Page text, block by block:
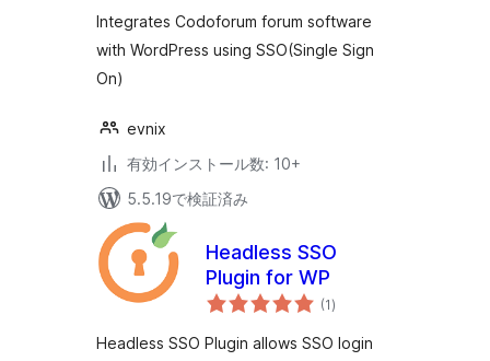
Integrates Codoforum forum software
with WordPress using SSO(Single Sign
On)
evnix
有効インストール数: 10+
5.5.19で検証済み
Headless SSO
Plugin for WP
(1個
の
価
)
Headless SSO Plugin allows SSO login